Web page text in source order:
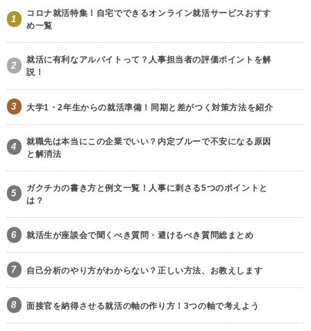
1
コロナ就活特集！自宅でできるオンライン就活サービスおすす
め一覧
2
就活に有利なアルバイトって？人事担当者の評価ポイントを解
説！
3 大学1・2年生からの就活準備！同期と差がつく対策方法を紹介
4
就職先は本当にこの企業でいい？内定ブルーで不安になる原因
と解消法
5
ガクチカの書き方と例文一覧！人事に刺さる5つのポイントと
は？
6 就活生が座談会で聞くべき質問・避けるべき質問総まとめ
7 自己分析のやり方がわからない？正しい方法、お教えします
8 面接官を納得させる就活の軸の作り方！3つの軸で考えよう